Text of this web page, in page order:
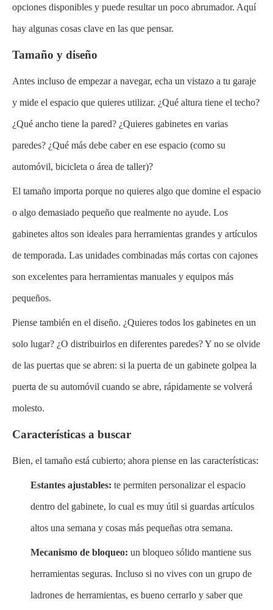
opciones disponibles y puede resultar un poco abrumador. Aquí
hay algunas cosas clave en las que pensar.
Tamaño y diseño
Antes incluso de empezar a navegar, echa un vistazo a tu garaje
y mide el espacio que quieres utilizar. ¿Qué altura tiene el techo?
¿Qué ancho tiene la pared? ¿Quieres gabinetes en varias
paredes? ¿Qué más debe caber en ese espacio (como su
automóvil, bicicleta o área de taller)?
El tamaño importa porque no quieres algo que domine el espacio
o algo demasiado pequeño que realmente no ayude. Los
gabinetes altos son ideales para herramientas grandes y artículos
de temporada. Las unidades combinadas más cortas con cajones
son excelentes para herramientas manuales y equipos más
pequeños.
Piense también en el diseño. ¿Quieres todos los gabinetes en un
solo lugar? ¿O distribuirlos en diferentes paredes? Y no se olvide
de las puertas que se abren: si la puerta de un gabinete golpea la
puerta de su automóvil cuando se abre, rápidamente se volverá
molesto.
Características a buscar
Bien, el tamaño está cubierto; ahora piense en las características:
Estantes ajustables: te permiten personalizar el espacio
dentro del gabinete, lo cual es muy útil si guardas artículos
altos una semana y cosas más pequeñas otra semana.
Mecanismo de bloqueo: un bloqueo sólido mantiene sus
herramientas seguras. Incluso si no vives con un grupo de
ladrones de herramientas, es bueno cerrarlo y saber que